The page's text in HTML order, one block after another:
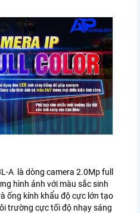
A là dòng camera 2.0Mp full
hình ảnh với màu sắc sinh
ống kính khẩu độ cực lớn tạo
trường cực tối độ nhạy sáng